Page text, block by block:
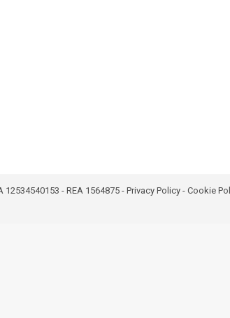
- REA 1564875 - Privacy Policy - Cookie